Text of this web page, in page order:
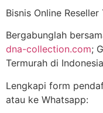
Bisnis Online
Bergabunglah
dna-collection.com;
Termurah di
Lengkapi form
atau ke Whatsapp: